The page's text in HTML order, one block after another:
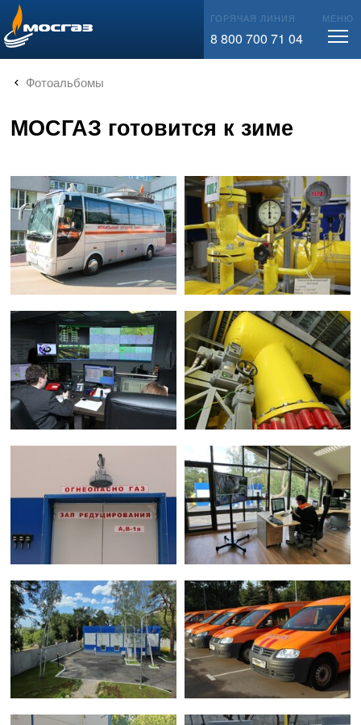
info@mos-gaz.ru ГОРЯЧАЯ ЛИНИЯ
8 800 700 71 04
МЕНЮ
Фотоальбомы
МОСГАЗ готовится к зиме